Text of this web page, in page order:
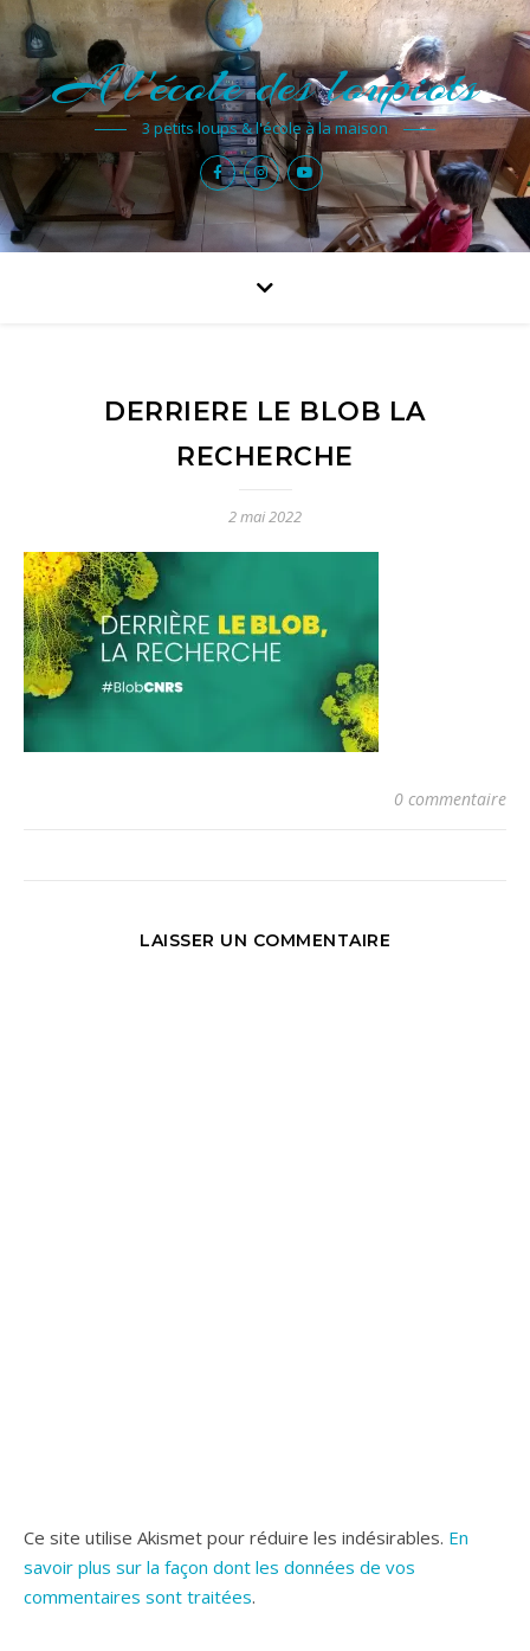
A l'école des loupiots
3 petits loups & l'école à la maison
DERRIERE LE BLOB LA
RECHERCHE
2 mai 2022
0 commentaire
LAISSER UN COMMENTAIRE
Ce site utilise Akismet pour réduire les indésirables. En
savoir plus sur la façon dont les données de vos
commentaires sont traitées.